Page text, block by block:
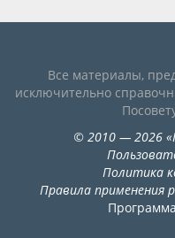
Все материалы,
исключительно
© 2010— 2026«
Политика
Правила применения